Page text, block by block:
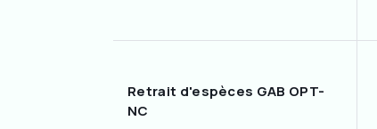
Retrait d'espèces GAB OPT-
NC